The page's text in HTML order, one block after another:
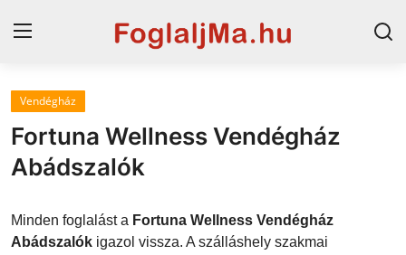
Magyarország
Horvát tengerpart
Horvátország
Vendégház
Fortuna Wellness Vendégház
Abádszalók
Minden foglalást a Fortuna Wellness Vendégház
Abádszalók igazol vissza. A szálláshely szakmai